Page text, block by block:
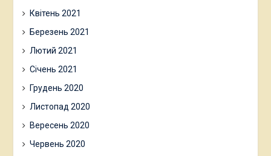
Квітень 2021
Березень 2021
Лютий 2021
Січень 2021
Грудень 2020
Листопад 2020
Вересень 2020
Червень 2020